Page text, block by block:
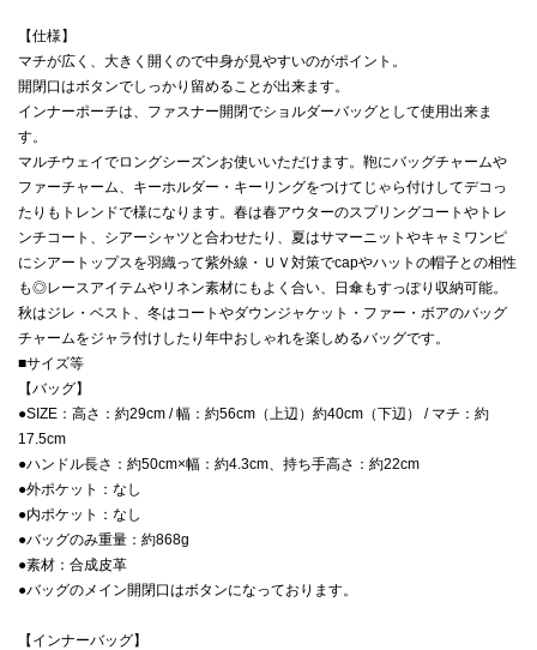
【仕様】
マチが広く、大きく開くので中身が見やすいのがポイント。
開閉口はボタンでしっかり留めることが出来ます。
インナーポーチは、ファスナー開閉でショルダーバッグとして使用出来ま
す。
マルチウェイでロングシーズンお使いいただけます。鞄にバッグチャームや
ファーチャーム、キーホルダー・キーリングをつけてじゃら付けしてデコっ
たりもトレンドで様になります。春は春アウターのスプリングコートやトレ
ンチコート、シアーシャツと合わせたり、夏はサマーニットやキャミワンピ
にシアートップスを羽織って紫外線・ＵＶ対策でcapやハットの帽子との相性
も◎レースアイテムやリネン素材にもよく合い、日傘もすっぽり収納可能。
秋はジレ・ベスト、冬はコートやダウンジャケット・ファー・ボアのバッグ
チャームをジャラ付けしたり年中おしゃれを楽しめるバッグです。
■サイズ等
【バッグ】
●SIZE：高さ：約29cm / 幅：約56cm（上辺）約40cm（下辺） / マチ：約
17.5cm
●ハンドル長さ：約50cm×幅：約4.3cm、持ち手高さ：約22cm
●外ポケット：なし
●内ポケット：なし
●バッグのみ重量：約868g
●素材：合成皮革
●バッグのメイン開閉口はボタンになっております。
【インナーバッグ】